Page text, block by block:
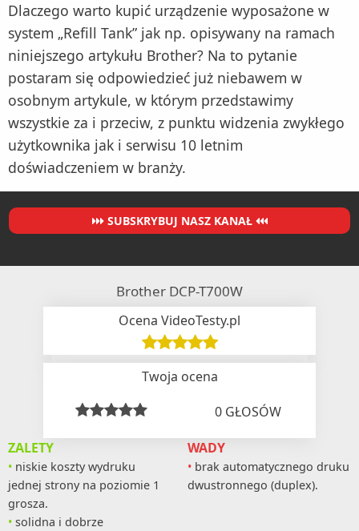
Dlaczego warto kupić urządzenie wyposażone w
system „Refill Tank” jak np. opisywany na ramach
niniejszego artykułu Brother? Na to pytanie
postaram się odpowiedzieć już niebawem w
osobnym artykule, w którym przedstawimy
wszystkie za i przeciw, z punktu widzenia zwykłego
użytkownika jak i serwisu 10 letnim
doświadczeniem w branży.
SUBSKRYBUJ NASZ KANAŁ
Brother DCP-T700W
Ocena VideoTesty.pl
Twoja ocena
0GŁOSÓW
ZALETY
niskie koszty wydruku
jednej strony na poziomie 1
grosza.
solidna i dobrze
WADY
brak automatycznego druku
dwustronnego (duplex).